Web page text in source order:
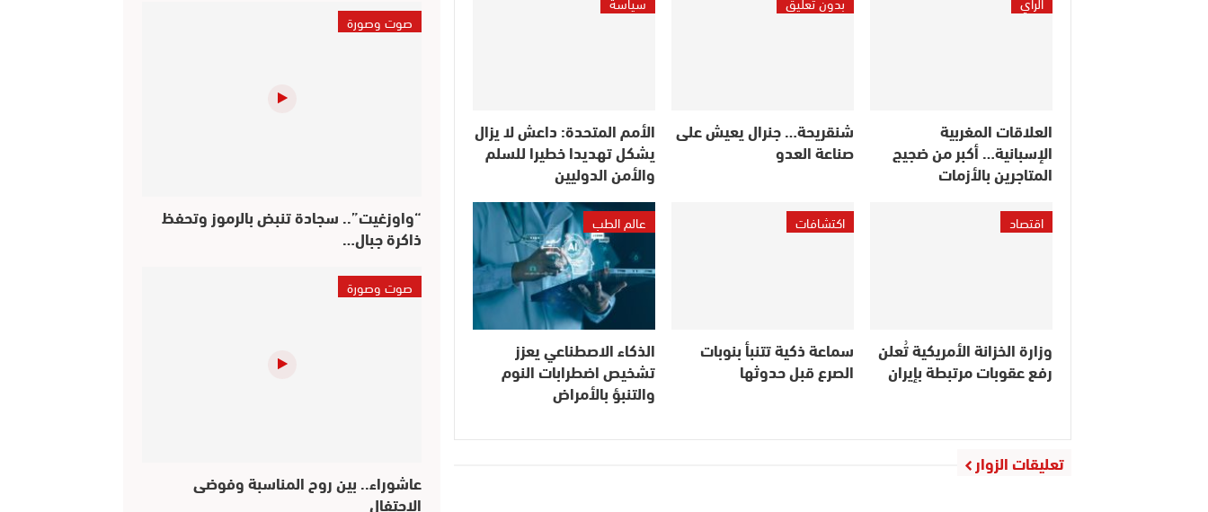
العلاقات المغربية
الإسبانية… أكبر من ضجيج
المتاجرين بالأزمات
شنقريحة… جنرال يعيش على
صناعة العدو
الأمم المتحدة: داعش لا يزال
يشكل تهديدا خطيرا للسلم
والأمن الدوليين
اقتصاد
وزارة الخزانة الأمريكية تُعلن
رفع عقوبات مرتبطة بإيران
اكتشافات
سماعة ذكية تتنبأ بنوبات
الصرع قبل حدوثها
عالم الطب
الذكاء الاصطناعي يعزز
تشخيص اضطرابات النوم
والتنبؤ بالأمراض
تعليقات الزوار
صوت وصورة
“واوزغيت”.. سجادة تنبض بالرموز وتحفظ
ذاكرة جبال…
صوت وصورة
عاشوراء.. بين روح المناسبة وفوضى
الاحتفال